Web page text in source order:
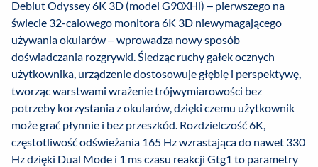
Debiut Odyssey 6K 3D (model G90XHl) – pierwszego na
świecie 32-calowego monitora 6K 3D niewymagającego
używania okularów – wprowadza nowy sposób
doświadczania rozgrywki. Śledząc ruchy gałek ocznych
użytkownika, urządzenie dostosowuje głębię i perspektywę,
tworząc warstwami wrażenie trójwymiarowości bez
potrzeby korzystania z okularów, dzięki czemu użytkownik
może grać płynnie i bez przeszkód. Rozdzielczość 6K,
częstotliwość odświeżania 165 Hz wzrastająca do nawet 330
Hz dzięki Dual Mode i 1 ms czasu reakcji Gtg1 to parametry